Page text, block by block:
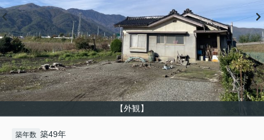
【外観】
築年数 築49年